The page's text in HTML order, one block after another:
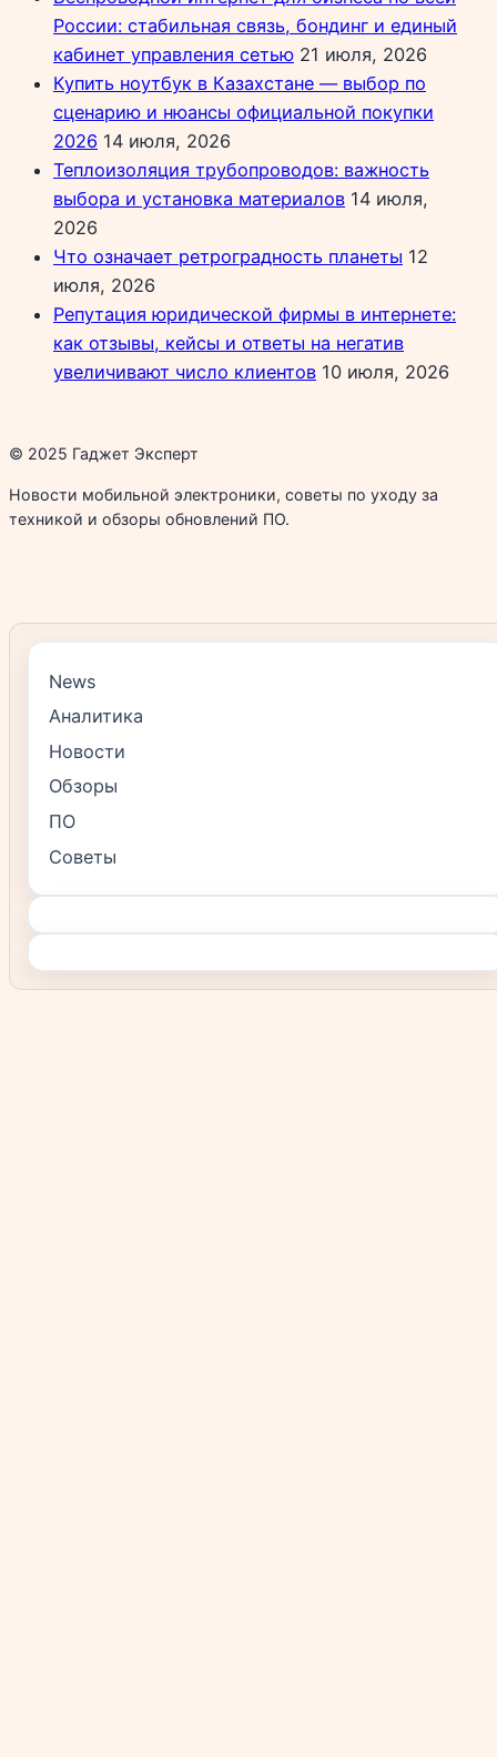
России: стабильная связь, бондинг и единый
кабинет управления сетью 21 июля, 2026
Купить ноутбук в Казахстане — выбор по
сценарию и нюансы официальной покупки
2026 14 июля, 2026
Теплоизоляция трубопроводов: важность
выбора и установка материалов 14 июля,
2026
Что означает ретроградность планеты 12
июля, 2026
Репутация юридической фирмы в интернете:
как отзывы, кейсы и ответы на негатив
увеличивают число клиентов 10 июля, 2026
© 2025 Гаджет Эксперт
Новости мобильной электроники, советы по уходу за
техникой и обзоры обновлений ПО.
News
Аналитика
Новости
Обзоры
ПО
Советы